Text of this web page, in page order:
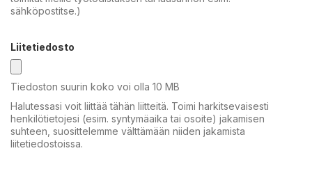
sähköpostitse.)
Liitetiedosto
Tiedoston suurin koko voi olla 10 MB
Halutessasi voit liittää tähän liitteitä. Toimi harkitsevaisesti
henkilötietojesi (esim. syntymäaika tai osoite) jakamisen
suhteen, suosittelemme välttämään niiden jakamista
liitetiedostoissa.